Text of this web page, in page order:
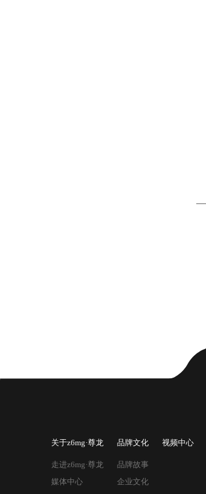
关于z6mg·尊龙
走进z6mg·尊龙
媒体中心
品牌文化
品牌故事
企业文化
视频中心